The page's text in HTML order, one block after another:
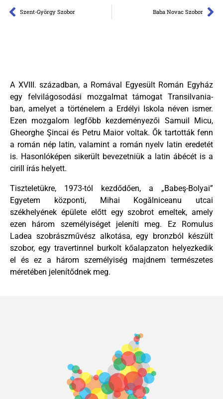
Szent-György Szobor Baba Novac Szobor
A XVIII. században, a Romával Egyesült Román Egyház
egy felvilágosodási mozgalmat támogat Transilvania-
ban, amelyet a történelem a Erdélyi Iskola néven ismer.
Ezen mozgalom legfőbb kezdeményezői Samuil Micu,
Gheorghe Şincai és Petru Maior voltak. Ők tartották fenn
a román nép latin, valamint a román nyelv latin eredetét
is. Hasonlóképen sikerült bevezetniük a latin ábécét is a
cirill írás helyett.
Tiszteletükre, 1973-tól kezdődően, a „Babeş-Bolyai”
Egyetem központi, Mihai Kogălniceanu utcai
székhelyének épülete előtt egy szobrot emeltek, amely
ezen három személyiséget jeleníti meg. Ez Romulus
Ladea szobrászművész alkotása, egy bronzból készült
szobor, egy travertinnel burkolt kőalapzaton helyezkedik
el és ez a három személyiség majdnem természetes
méretében jelenítődnek meg.